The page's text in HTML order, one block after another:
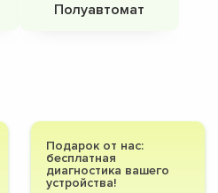
Полуавтомат
Подарок от нас:
бесплатная
диагностика вашего
устройства!